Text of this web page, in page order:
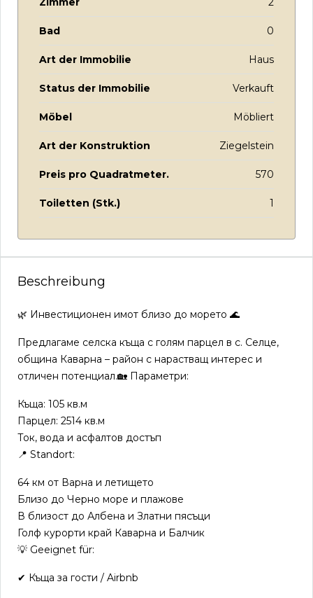
Bad 0
Art der Immobilie Haus
Status der Immobilie Verkauft
Möbel Möbliert
Art der Konstruktion Ziegelstein
Preis pro Quadratmeter. 570
Toiletten (Stk.) 1
Beschreibung
🌿 Инвестиционен имот близо до морето 🌊
Предлагаме селска къща с голям парцел в с. Селце,
община Каварна – район с нарастващ интерес и
отличен потенциал.🏡 Параметри:
Къща: 105 кв.м
Парцел: 2514 кв.м
Ток, вода и асфалтов достъп
📍 Standort:
64 км от Варна и летището
Близо до Черно море и плажове
В близост до Албена и Златни пясъци
Голф курорти край Каварна и Балчик
💡 Geeignet für:
✔ Къща за гости / Airbnb